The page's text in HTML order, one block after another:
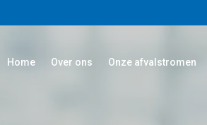
Home Over ons Onze afvalstromen